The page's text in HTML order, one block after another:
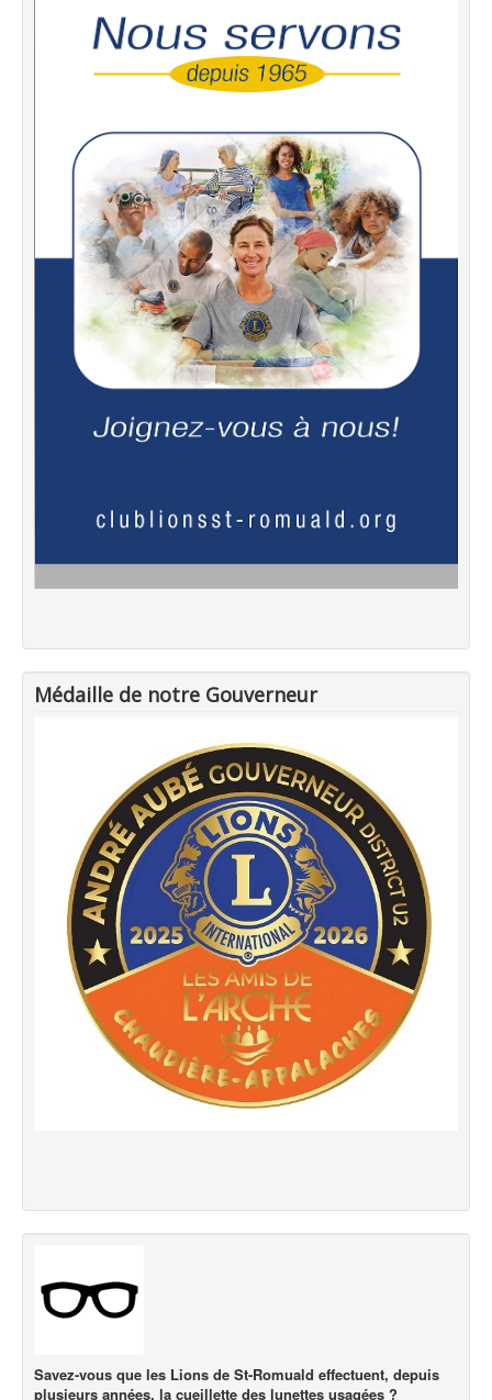
Médaille de notre Gouverneur
Savez-vous que les Lions de St-Romuald effectuent, depuis
plusieurs années, la cueillette des lunettes usagées ?